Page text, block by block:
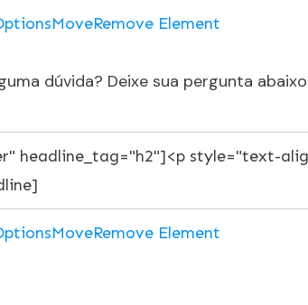
MoveRemove Element
dúvida? Deixe sua pergunta
MoveRemove Element